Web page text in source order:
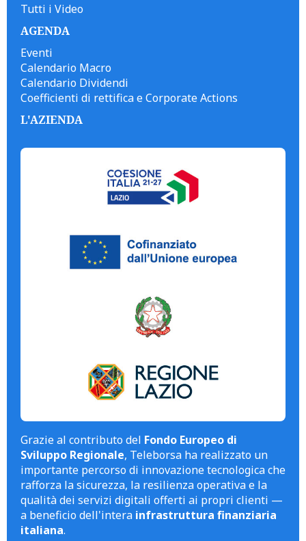
Tutti i Video
AGENDA
Eventi
Calendario Macro
Calendario Dividendi
Coefficienti di rettifica e Corporate Actions
L'AZIENDA
Grazie al contributo del Fondo Europeo di
Sviluppo Regionale, Teleborsa ha realizzato un
importante percorso di innovazione tecnologica che
rafforza la sicurezza, la resilienza operativa e la
qualità dei servizi digitali offerti ai propri clienti —
a beneficio dell'intera infrastruttura finanziaria
italiana.